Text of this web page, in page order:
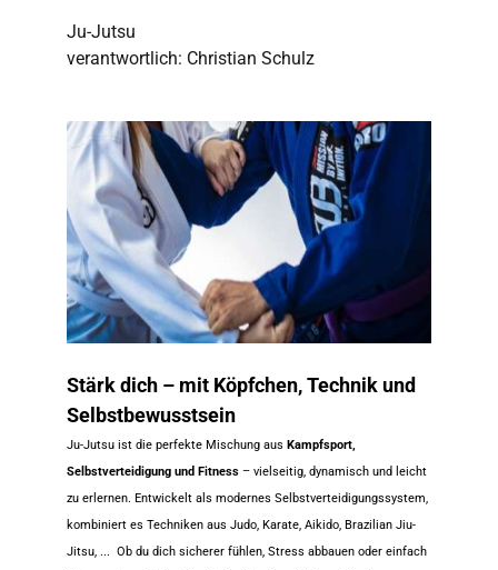
Ju-Jutsu
verantwortlich: Christian Schulz
Stärk dich – mit Köpfchen, Technik und
Selbstbewusstsein
Ju-Jutsu ist die perfekte Mischung aus Kampfsport,
Selbstverteidigung und Fitness – vielseitig, dynamisch und leicht
zu erlernen. Entwickelt als modernes Selbstverteidigungssystem,
kombiniert es Techniken aus Judo, Karate, Aikido, Brazilian Jiu-
Jitsu, ... Ob du dich sicherer fühlen, Stress abbauen oder einfach